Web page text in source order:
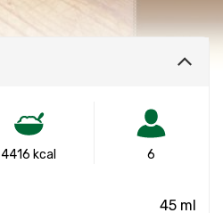
4416 kcal 6
45 ml